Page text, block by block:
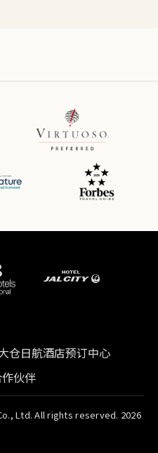
仓日航酒店预订中心
伙伴
Ltd. All rights reserved. 2026